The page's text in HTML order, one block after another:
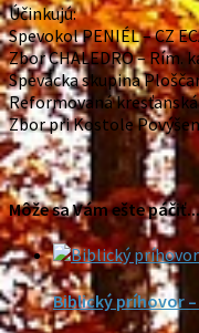
Účinkujú:
Spevokol PENIÉL – CZ
Zbor CHALEDRO – Rím.
Spevácka skupina
Reformovaná
Zbor pri Kostole
Môže sa Vám ešte páčiť...
Biblický príhovor